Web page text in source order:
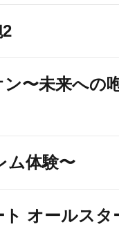
〜未来への
ム体験〜
オールスタ